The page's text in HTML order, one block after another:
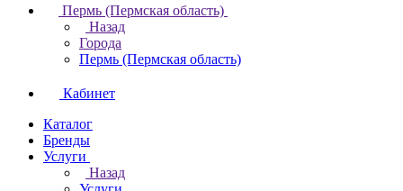
Пермь (Пермская область)
Назад
Города
Пермь (Пермская область)
Кабинет
Каталог
Бренды
Услуги
Назад